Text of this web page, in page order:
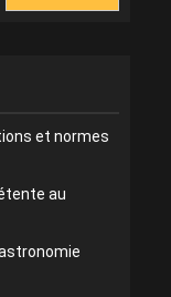
et normes
au